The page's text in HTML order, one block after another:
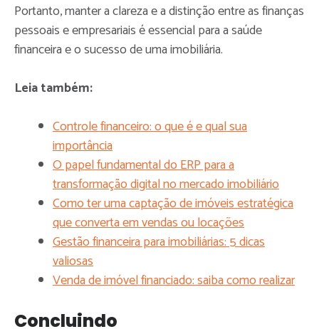
Portanto, manter a clareza e a distinção entre as finanças
pessoais e empresariais é essencial para a saúde
financeira e o sucesso de uma imobiliária.
Leia também:
Controle financeiro: o que é e qual sua
importância
O papel fundamental do ERP para a
transformação digital no mercado imobiliário
Como ter uma captação de imóveis estratégica
que converta em vendas ou locações
Gestão financeira para imobiliárias: 5 dicas
valiosas
Venda de imóvel financiado: saiba como realizar
Concluindo